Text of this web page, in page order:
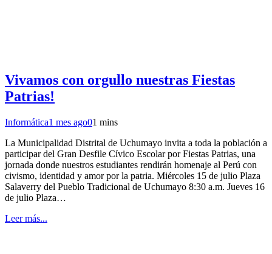
Vivamos con orgullo nuestras Fiestas
Patrias!
Informática1 mes ago01 mins
La Municipalidad Distrital de Uchumayo invita a toda la población a
participar del Gran Desfile Cívico Escolar por Fiestas Patrias, una
jornada donde nuestros estudiantes rendirán homenaje al Perú con
civismo, identidad y amor por la patria. Miércoles 15 de julio Plaza
Salaverry del Pueblo Tradicional de Uchumayo 8:30 a.m. Jueves 16
de julio Plaza…
Leer más...